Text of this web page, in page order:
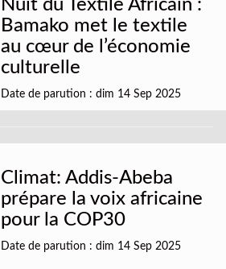
Nuit du Textile Africain :
Bamako met le textile
au cœur de l’économie
culturelle
Date de parution : dim 14 Sep 2025
Climat: Addis-Abeba
prépare la voix africaine
pour la COP30
Date de parution : dim 14 Sep 2025